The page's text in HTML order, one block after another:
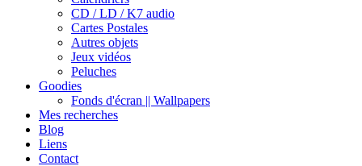
CD / LD / K7 audio
Cartes Postales
Autres objets
Jeux vidéos
Peluches
Goodies
Fonds d'écran || Wallpapers
Mes recherches
Blog
Liens
Contact